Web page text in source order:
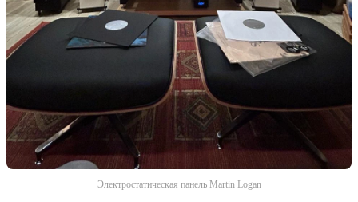
Электростатическая панель Martin Logan